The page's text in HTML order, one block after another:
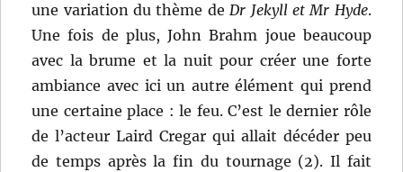
une variation du thème deDr Jekyll et Mr Hyde.
Une fois de plus, John Brahm joue beaucoup
avec la brume et la nuit pour créer une forte
ambiance avec ici un autre élément qui prend
une certaine place : le feu. C’est le dernier rôle
de l’acteur Laird Cregar qui allait décéder peu
de temps après la fin du tournage (2). Il fait